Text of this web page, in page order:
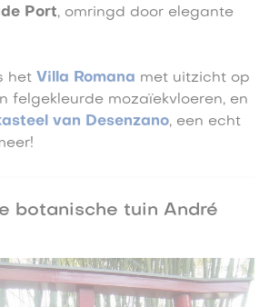
Port, omringd door elegante
het Villa Romana met uitzicht op
felgekleurde mozaïekvloeren, en
van Desenzano, een echt
botanische tuin André